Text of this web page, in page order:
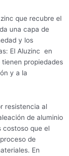
que recubre el
una capa de
y los
El Aluzinc en
propiedades
y a la
resistencia al
de aluminio
costoso que el
de
En